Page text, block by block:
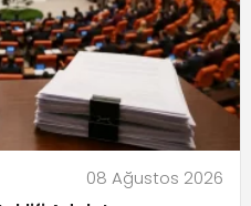
08 Ağustos 2026